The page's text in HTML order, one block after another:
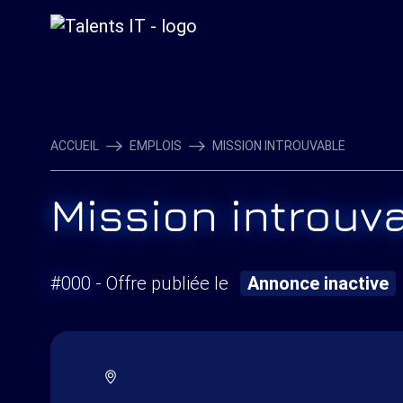
ACCUEIL EMPLOIS MISSION INTROUVABLE
Mission
#000 - Offre publiée le Annonce inactive